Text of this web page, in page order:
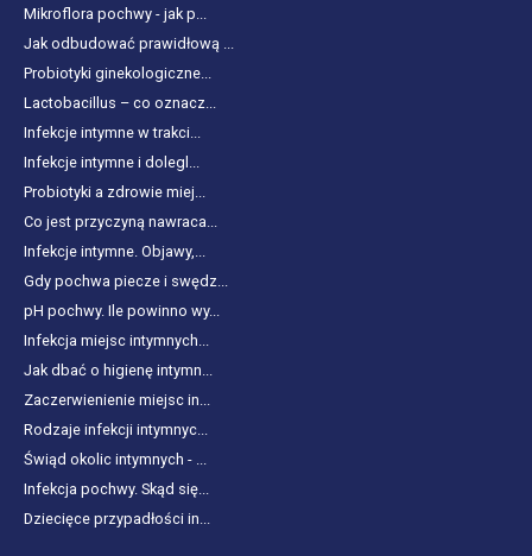
Mikroflora pochwy - jak p...
Jak odbudować prawidłową ...
Probiotyki ginekologiczne...
Lactobacillus – co oznacz...
Infekcje intymne w trakci...
Infekcje intymne i dolegl...
Probiotyki a zdrowie miej...
Co jest przyczyną nawraca...
Infekcje intymne. Objawy,...
Gdy pochwa piecze i swędz...
pH pochwy. Ile powinno wy...
Infekcja miejsc intymnych...
Jak dbać o higienę intymn...
Zaczerwienienie miejsc in...
Rodzaje infekcji intymnyc...
Świąd okolic intymnych - ...
Infekcja pochwy. Skąd się...
Dziecięce przypadłości in...